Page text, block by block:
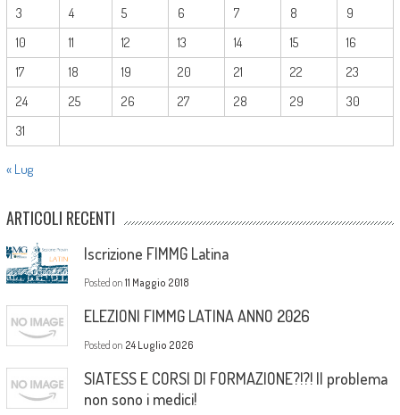
3 4 5 6 7 8
9
10
11 12 13 14 15
16
17
18 19 20 21 22
23
24
25 26 27 28 29
30
31
« Lug
ARTICOLI RECENTI
Iscrizione FIMMG Latina
Posted on 11 Maggio 2018
ELEZIONI FIMMG LATINA ANNO 2026
Posted on 24 Luglio 2026
SIATESS E CORSI DI FORMAZIONE?!?! Il problema
non sono i medici!